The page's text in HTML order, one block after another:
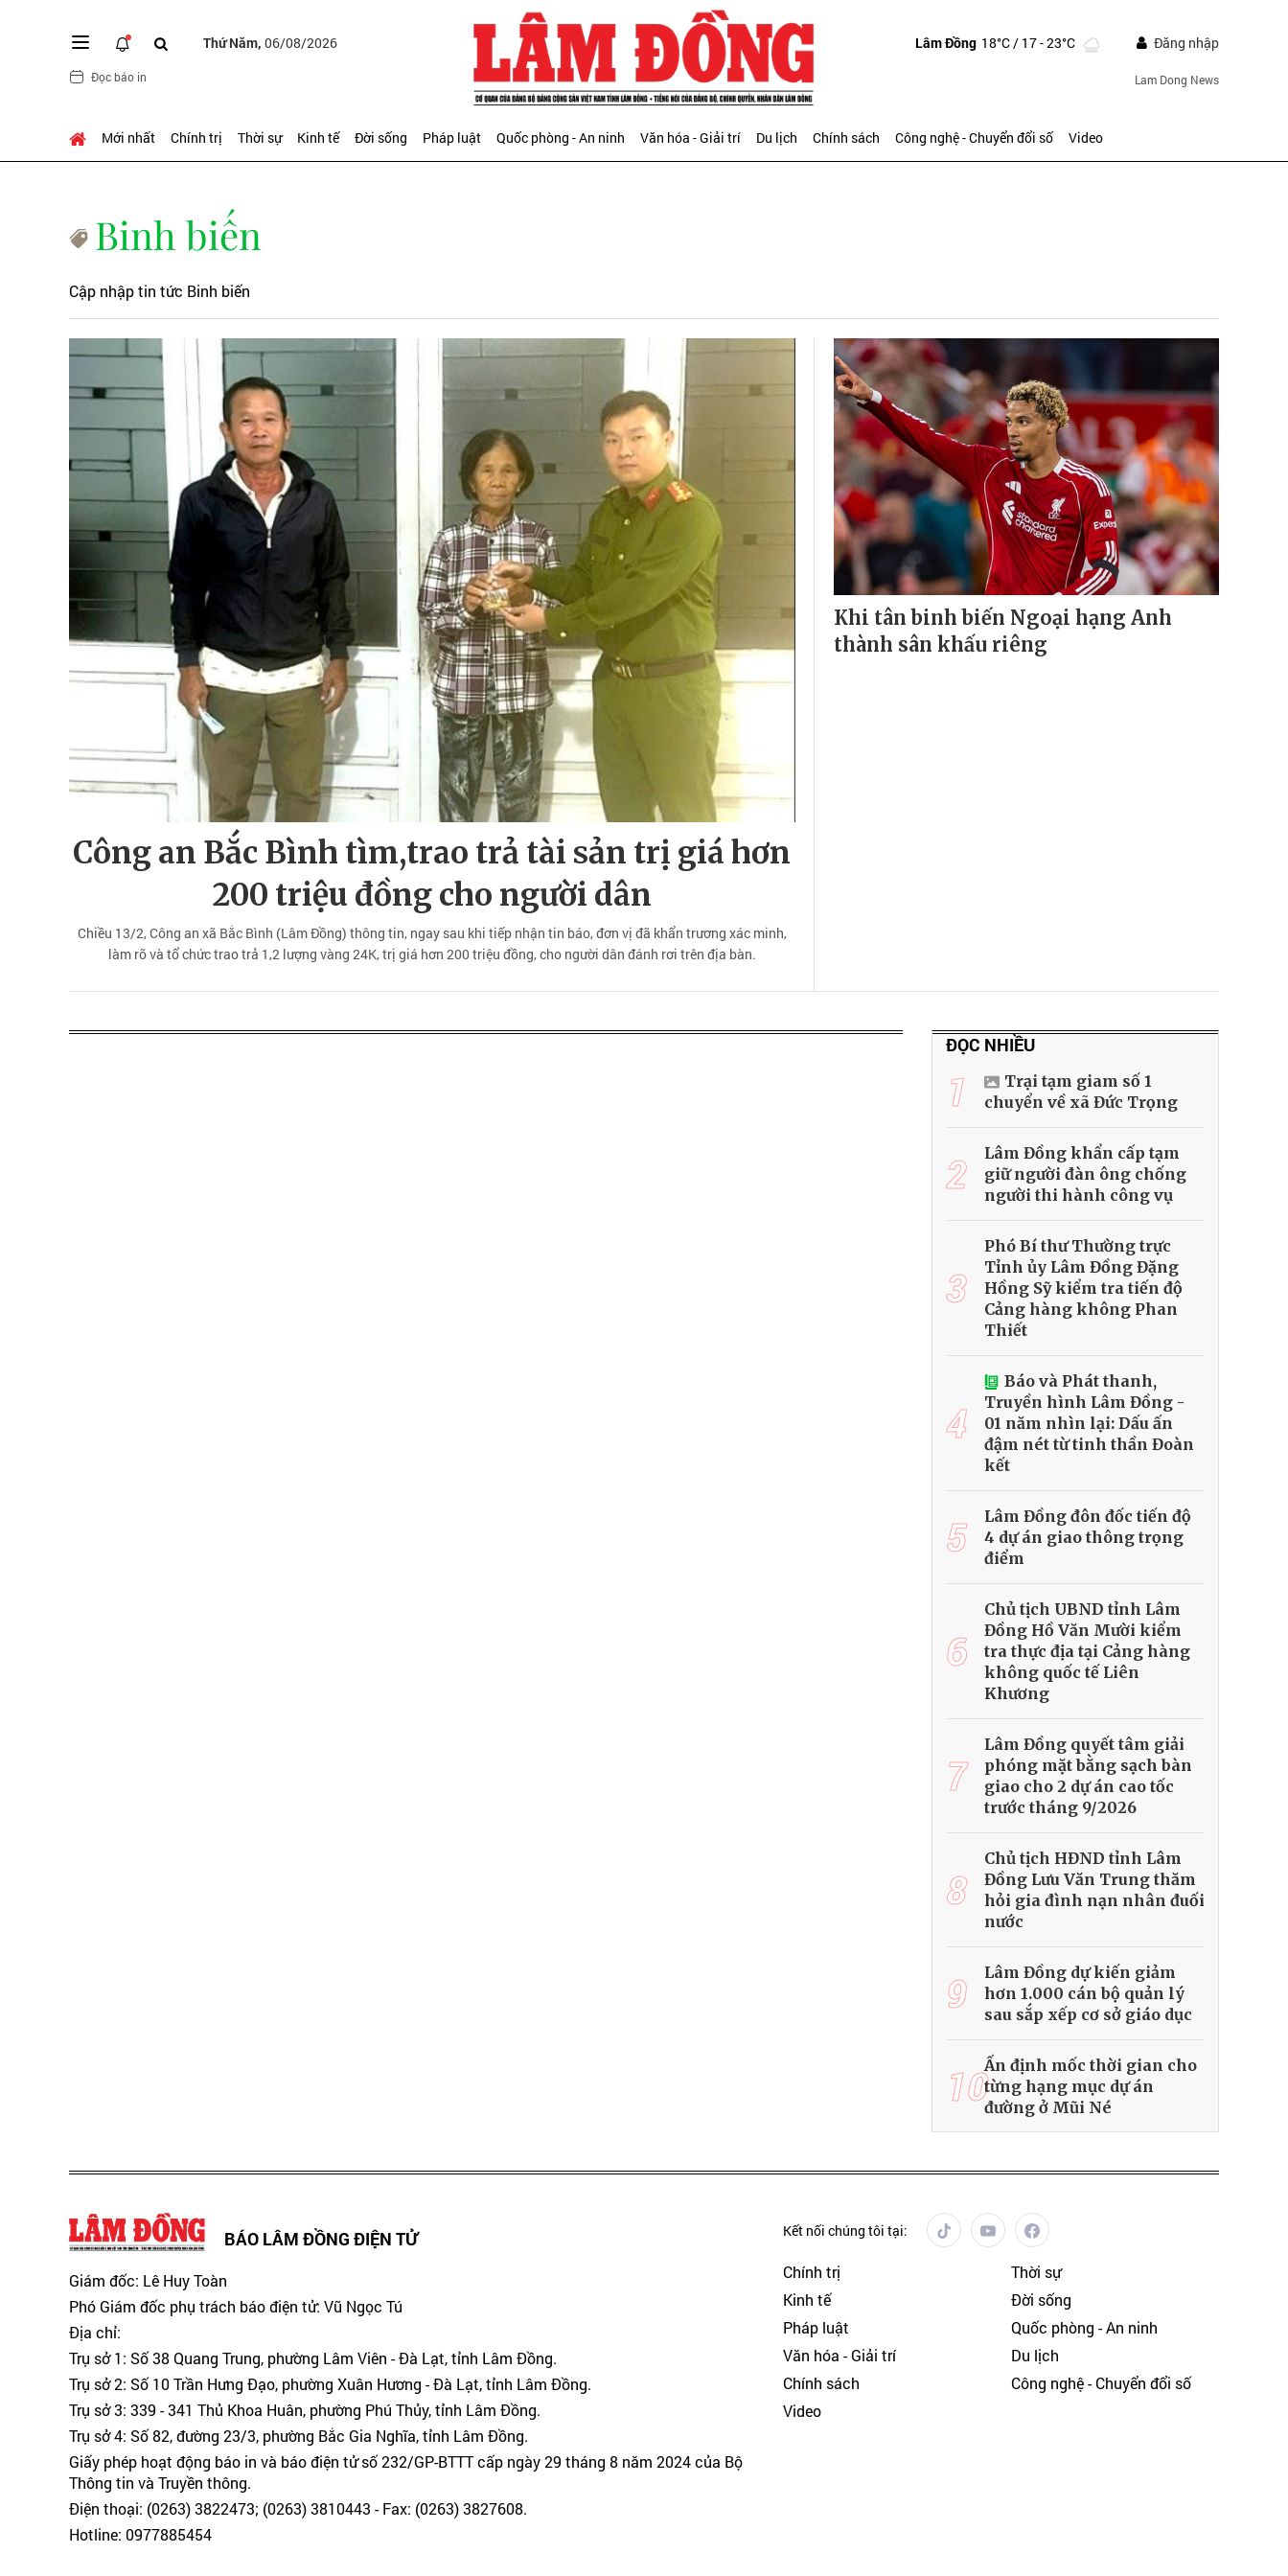
Thứ Năm, 06/08/2026
Đọc báo in
Lâm Đồng 18°C/ 17 - 23°C Đăng nhập
Lam Dong News
Mới nhất Chính trị Thời sự Kinh tế Đời sống Pháp luật Quốc phòng - An ninh Văn hóa - Giải trí Du lịch Chính sách Công nghệ - Chuyển đổi số Video
Binh biến
Cập nhập tin tức Binh biến
Công an Bắc Bình tìm,trao trả tài sản trị giá hơn
200 triệu đồng cho người dân
Chiều 13/2, Công an xã Bắc Bình (Lâm Đồng) thông tin, ngay sau khi tiếp nhận tin báo, đơn vị đã khẩn trương xác minh,
làm rõ và tổ chức trao trả 1,2 lượng vàng 24K, trị giá hơn 200 triệu đồng, cho người dân đánh rơi trên địa bàn.
Khi tân binh biến Ngoại hạng Anh
thành sân khấu riêng
ĐỌC NHIỀU
1
Trại tạm giam số 1
chuyển về xã Đức Trọng
2
Lâm Đồng khẩn cấp tạm
giữ người đàn ông chống
người thi hành công vụ
3
Phó Bí thư Thường trực
Tỉnh ủy Lâm Đồng Đặng
Hồng Sỹ kiểm tra tiến độ
Cảng hàng không Phan
Thiết
4
Báo và Phát thanh,
Truyền hình Lâm Đồng -
01 năm nhìn lại: Dấu ấn
đậm nét từ tinh thần Đoàn
kết
5
Lâm Đồng đôn đốc tiến độ
4 dự án giao thông trọng
điểm
6
Chủ tịch UBND tỉnh Lâm
Đồng Hồ Văn Mười kiểm
tra thực địa tại Cảng hàng
không quốc tế Liên
Khương
7
Lâm Đồng quyết tâm giải
phóng mặt bằng sạch bàn
giao cho 2 dự án cao tốc
trước tháng 9/2026
8
Chủ tịch HĐND tỉnh Lâm
Đồng Lưu Văn Trung thăm
hỏi gia đình nạn nhân đuối
nước
9
Lâm Đồng dự kiến giảm
hơn 1.000 cán bộ quản lý
sau sắp xếp cơ sở giáo dục
10Ấn định mốc thời gian cho
từng hạng mục dự án
đường ở Mũi Né
BÁO LÂM ĐỒNG ĐIỆN TỬ
Giám đốc: Lê Huy Toàn
Phó Giám đốc phụ trách báo điện tử: Vũ Ngọc Tú
Địa chỉ:
Trụ sở 1: Số 38 Quang Trung, phường Lâm Viên - Đà Lạt, tỉnh Lâm Đồng.
Trụ sở 2: Số 10 Trần Hưng Đạo, phường Xuân Hương - Đà Lạt, tỉnh Lâm Đồng.
Trụ sở 3: 339 - 341 Thủ Khoa Huân, phường Phú Thủy, tỉnh Lâm Đồng.
Trụ sở 4: Số 82, đường 23/3, phường Bắc Gia Nghĩa, tỉnh Lâm Đồng.
Giấy phép hoạt động báo in và báo điện tử số 232/GP-BTTT cấp ngày 29 tháng 8 năm 2024 của Bộ
Thông tin và Truyền thông.
Điện thoại: (0263) 3822473; (0263) 3810443 - Fax: (0263) 3827608.
Hotline: 0977885454
Kết nối chúng tôi tại:
Chính trị
Thời sự
Kinh tế
Đời sống
Pháp luật
Quốc phòng - An ninh
Văn hóa - Giải trí
Du lịch
Chính sách
Công nghệ - Chuyển đổi số
Video